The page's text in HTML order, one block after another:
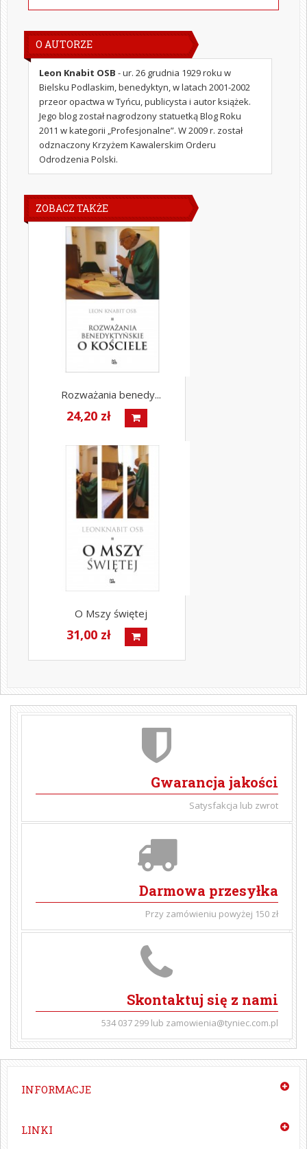
O AUTORZE
Leon Knabit OSB - ur. 26 grudnia 1929 roku w
Bielsku Podlaskim, benedyktyn, w latach 2001-2002
przeor opactwa w Tyńcu, publicysta i autor książek.
Jego blog został nagrodzony statuetką Blog Roku
2011 w kategorii „Profesjonalne”. W 2009 r. został
odznaczony Krzyżem Kawalerskim Orderu
Odrodzenia Polski.
ZOBACZ TAKŻE
Rozważania benedy...
24,20 zł
O Mszy świętej
31,00 zł
Gwarancja jakości
Satysfakcja lub zwrot
Darmowa przesyłka
Przy zamówieniu powyżej 150 zł
Skontaktuj się z nami
534 037 299 lub zamowienia@tyniec.com.pl
INFORMACJE
LINKI